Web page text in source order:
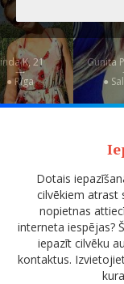
K, 21
—
● Rīga
Gunita
●
Dotais
cilvēkiem atrast
nopietnas
interneta iespējas?
iepazīt cilvēku
kontaktus.